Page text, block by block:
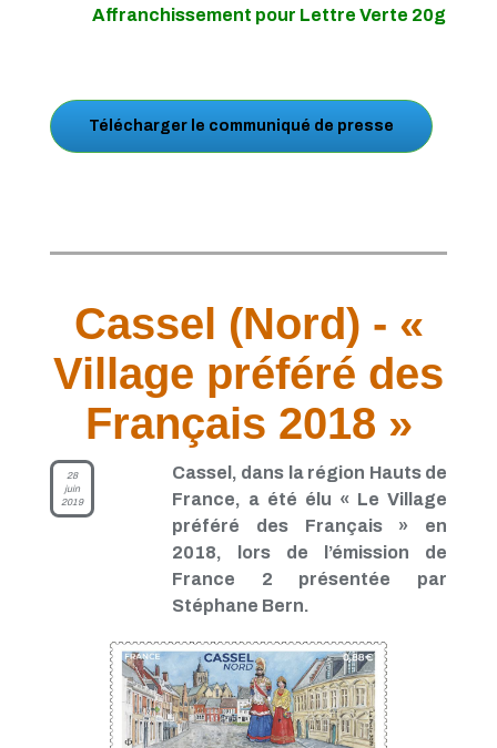
Affranchissement pour Lettre Verte 20g
Télécharger le communiqué de presse
Cassel (Nord) - «
Village préféré des
Français 2018 »
28
juin
2019
Cassel, dans la région Hauts de
France, a été élu « Le Village
préféré des Français » en
2018, lors de l’émission de
France 2 présentée par
Stéphane Bern.